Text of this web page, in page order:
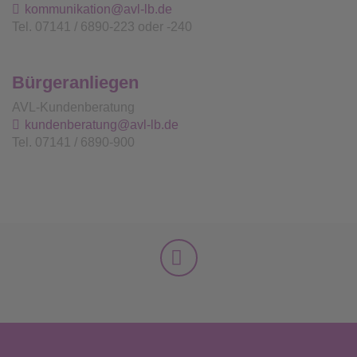
kommunikation@avl-lb.de
Tel. 07141 / 6890-223 oder -240
Bürgeranliegen
AVL-Kundenberatung
kundenberatung@avl-lb.de
Tel. 07141 / 6890-900